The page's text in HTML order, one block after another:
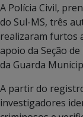
A Polícia Civil,
do Sul-MS, três
realizaram furtos
apoio da Seção
da Guarda
A partir do
investigadores